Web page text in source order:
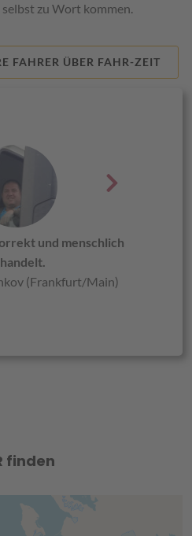
zu Wort kommen.
FAHRER ÜBER FAHR-ZEIT
und menschlich
(Frankfurt/Main)
finden